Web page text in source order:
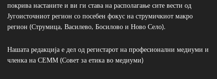
покрива настаните и ви ги става на располагање сите вести од
Југоисточниот регион со посебен фокус на струмичкиот макро
регион (Струмица, Василево, Босилово и Ново Село).
Нашата редакција е дел од регистарот на професионални медиуми и
членка на СЕММ (Совет за етика во медиуми)